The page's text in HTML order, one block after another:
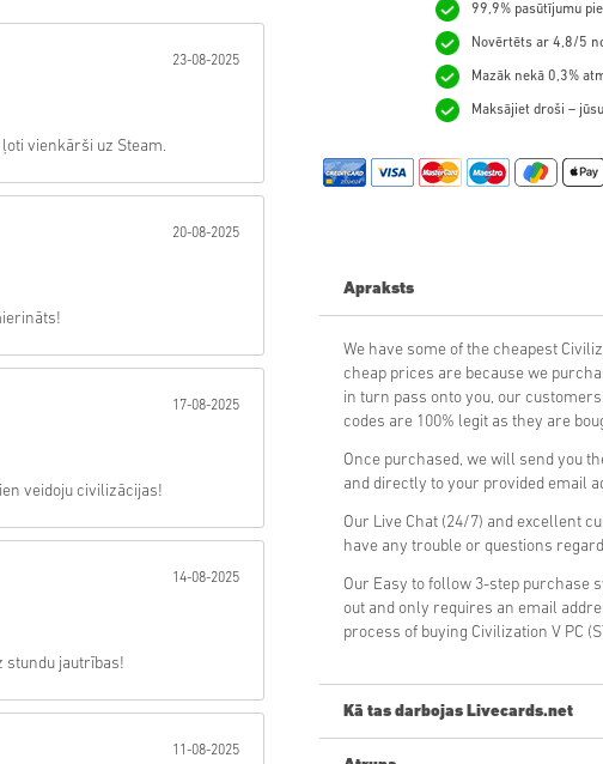
23-08-2025
vienkārši uz Steam.
20-08-2025
17-08-2025
veidoju civilizācijas!
14-08-2025
stundu jautrības!
11-08-2025
99,9% pasūtījumu
Novērtēts ar 4,8/5
Mazāk nekā 0,3%
Maksājiet droši –
Apraksts
We have some of the cheapest
cheap prices are because we
in turn pass onto you, our
codes are 100% legit as they are
Once purchased, we will send you
and directly to your provided email
Our Live Chat (24/7) and excellent
have any trouble or questions
Our Easy to follow 3-step
out and only requires an email
process of buying Civilization V PC
Kā tas darbojas Livecards.net